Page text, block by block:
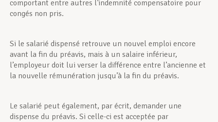
comportant entre autres l’indemnité compensatoire pour
congés non pris.
Si le salarié dispensé retrouve un nouvel emploi encore
avant la fin du préavis, mais à un salaire inférieur,
l’employeur doit lui verser la différence entre l’ancienne et
la nouvelle rémunération jusqu’à la fin du préavis.
Le salarié peut également, par écrit, demander une
dispense du préavis. Si celle-ci est acceptée par